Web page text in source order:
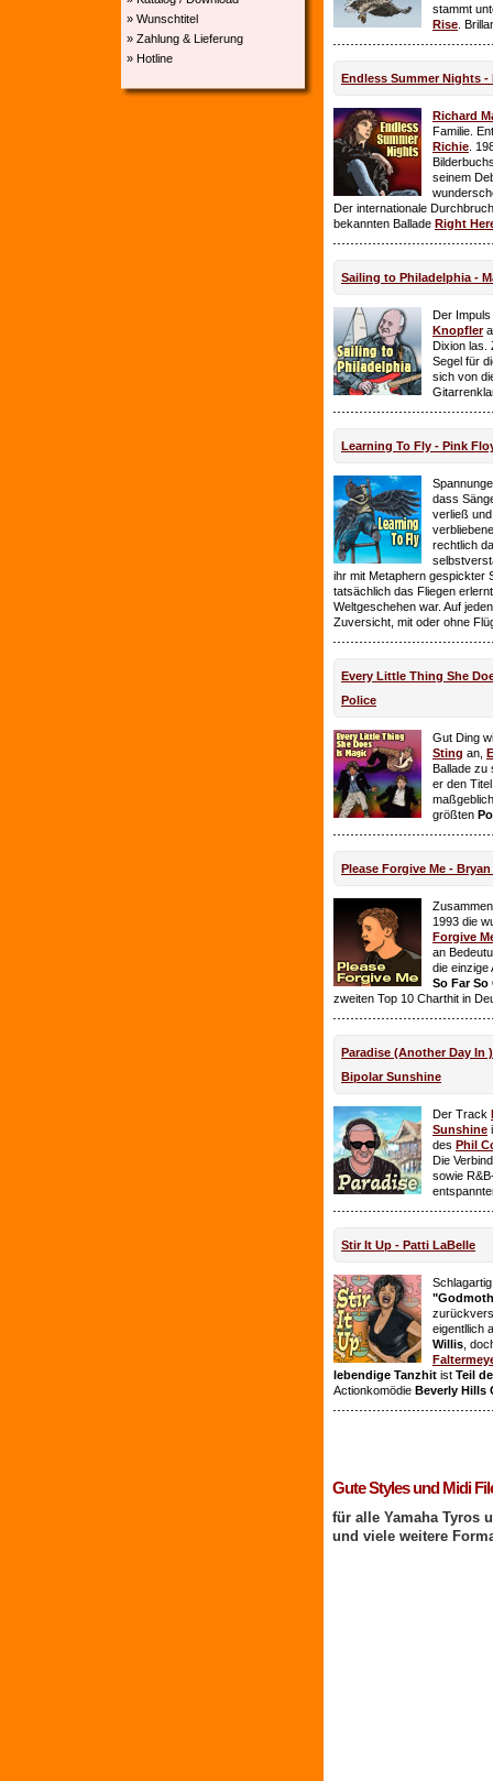
» Wunschtitel
» Zahlung & Lieferung
» Hotline
stammt
Rise .
Endless Summer Nights -
Richard
Familie.
Richie .
seinem
Der internationale
bekannten Ballade Right
Sailing to Philadelphia -
Der
Knopfler
Dixion las.
Segel für
sich von
Learning To Fly - Pink
dass
verließ
rechtlich
ihr mit Metaphern gespickter
tatsächlich das Fliegen
Weltgeschehen war. Auf
Zuversicht, mit oder ohne
Every Little Thing She
Police
Gut Ding
Sting an,
Ballade zu
er den
größten
Please Forgive Me -
1993 die
Forgive
an
die einzige
So Far So
zweiten Top 10 Charthit in
Paradise (Another Day In
Bipolar Sunshine
Der Track
Sunshine
des Phil
Die
sowie
Stir It Up - Patti LaBelle
eigentllich
Willis ,
lebendige Tanzhit ist Teil
Actionkomödie Beverly Hills
Gute Styles und Midi
für alle Yamaha Tyros
und viele weitere